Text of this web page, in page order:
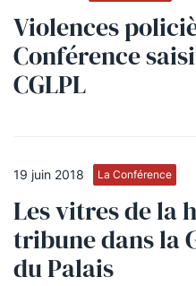
Violences
Conférence
CGLPL
19 juin 2018 La Conférence
Les vitres de la
tribune dans la
du Palais